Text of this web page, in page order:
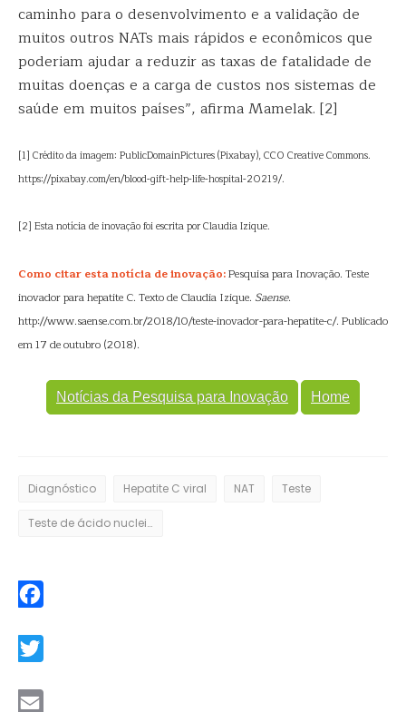
caminho para o desenvolvimento e a validação de
muitos outros NATs mais rápidos e econômicos que
poderiam ajudar a reduzir as taxas de fatalidade de
muitas doenças e a carga de custos nos sistemas de
saúde em muitos países”, afirma Mamelak. [2]
[1] Crédito da imagem: PublicDomainPictures (Pixabay), CC0 Creative Commons.
https://pixabay.com/en/blood-gift-help-life-hospital-20219/.
[2] Esta notícia de inovação foi escrita por Claudia Izique.
Como citar esta notícia de inovação:Pesquisa para Inovação. Teste
inovador para hepatite C. Texto de Claudia Izique. Saense.
http://www.saense.com.br/2018/10/teste-inovador-para-hepatite-c/. Publicado
em 17 de outubro (2018).
Notícias da Pesquisa para Inovação Home
Diagnóstico Hepatite C viral NAT Teste
Teste de ácido nucleico